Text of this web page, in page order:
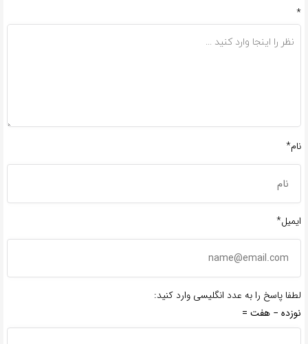
*
نام*
ایمیل*
لطفا پاسخ را به عدد انگلیسی وارد کنید:
نوزده − هفت =